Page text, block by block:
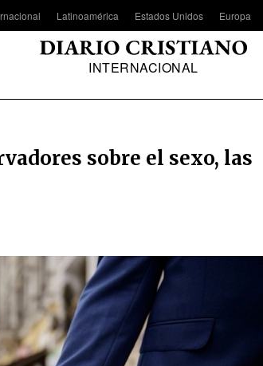
Latinoamérica Estados Unidos Europa
INTERNACIONAL
sobre el sexo, las